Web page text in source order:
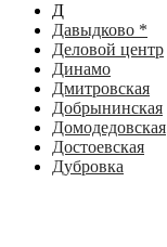
Д
Давыдково *
Деловой центр
Динамо
Дмитровская
Добрынинская
Домодедовская
Достоевская
Дубровка